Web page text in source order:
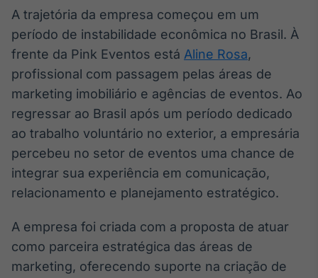
Tecnologia
Broadcast
Radar
Monitoramento
inteligente de
notícias e
conteúdos
Broadcast
Fundos
A melhor
plataforma para
no Brasil
IA
Em breve
A trajetória da empresa começou em um
período de instabilidade econômica no Brasil. À
frente da Pink Eventos está Aline Rosa,
profissional com passagem pelas áreas de
marketing imobiliário e agências de eventos. Ao
regressar ao Brasil após um período dedicado
ao trabalho voluntário no exterior, a empresária
percebeu no setor de eventos uma chance de
integrar sua experiência em comunicação,
relacionamento e planejamento estratégico.
A empresa foi criada com a proposta de atuar
como parceira estratégica das áreas de
marketing, oferecendo suporte na criação de